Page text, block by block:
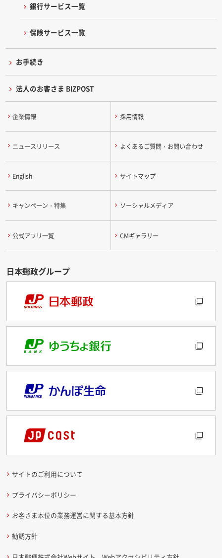
銀行サービス一覧
保険サービス一覧
お手続き
法人のお客さま BIZPOST
企業情報 採用情報
ニュースリリース よくあるご質問・お問い合わせ
English サイトマップ
キャンペーン・特集 ソーシャルメディア
公式アプリ一覧 CMギャラリー
サイトのご利用について
プライバシーポリシー
お客さま本位の業務運営に関する基本方針
勧誘方針